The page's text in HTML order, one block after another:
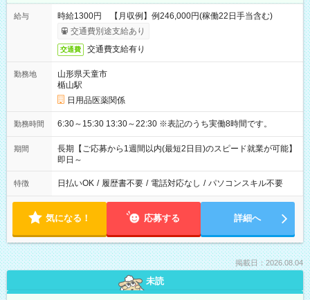
給与
時給1300円 【月収例】例246,000円(稼働22日手当含む)
交通費別途支給あり
交通費 交通費支給有り
勤務地
山形県天童市
楯山駅
日用品医薬関係
勤務時間 6:30～15:30 13:30～22:30 ※表記のうち実働8時間です。
期間
長期【ご応募から1週間以内(最短2日目)のスピード就業が可能】
即日～
特徴 日払いOK / 履歴書不要 / 電話対応なし / パソコンスキル不要
気になる！ 応募する 詳細へ
掲載日：2026.08.04
未読